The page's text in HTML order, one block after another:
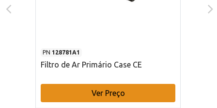
PN 128781A1
Filtro de Ar Primário Case CE
Ver Preço